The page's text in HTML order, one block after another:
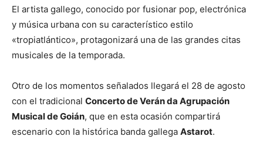
El artista gallego, conocido por fusionar pop, electrónica
y música urbana con su característico estilo
«tropiatlántico», protagonizará una de las grandes citas
musicales de la temporada.
Otro de los momentos señalados llegará el 28 de agosto
con el tradicional Concerto de Verán da Agrupación
Musical de Goián, que en esta ocasión compartirá
escenario con la histórica banda gallega Astarot.